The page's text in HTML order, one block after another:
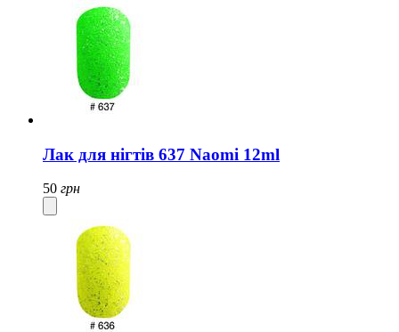
Лак для нігтів 637 Naomi 12ml
50 грн